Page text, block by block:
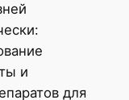
и
для